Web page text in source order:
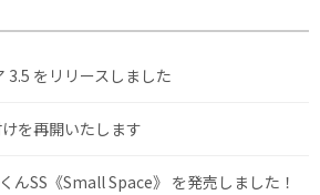
3.5 をリリースしました
を再開いたします
んSS《Small Space》 を発売しました！